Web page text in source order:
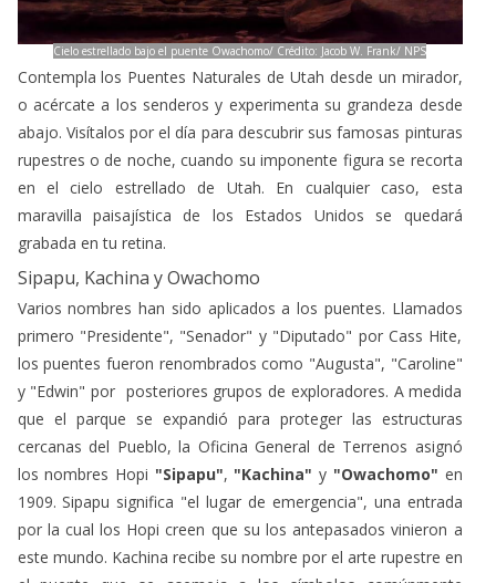
Cielo estrellado bajo el puente Owachomo/ Crédito: Jacob W. Frank/ NPS
Contempla los Puentes Naturales de Utah desde un mirador,
o acércate a los senderos y experimenta su grandeza desde
abajo. Visítalos por el día para descubrir sus famosas pinturas
rupestres o de noche, cuando su imponente figura se recorta
en el cielo estrellado de Utah. En cualquier caso, esta
maravilla paisajística de los Estados Unidos se quedará
Sipapu, Kachina y Owachomo
Varios nombres han sido aplicados a los puentes. Llamados
primero "Presidente", "Senador" y "Diputado" por Cass Hite,
los puentes fueron renombrados como "Augusta", "Caroline"
y "Edwin" por posteriores grupos de exploradores. A medida
que el parque se expandió para proteger las estructuras
cercanas del Pueblo, la Oficina General de Terrenos asignó
los nombres Hopi
"Sipapu" "Kachina" y"Owachomo"
1909. Sipapu significa "el lugar de emergencia", una entrada
por la cual los Hopi creen que su los antepasados vinieron a
este mundo. Kachina recibe su nombre por el arte rupestre en
el puente que se asemeja a los símbolos comúnmente
utilizados en las muñecas kachina. Owachomo significa